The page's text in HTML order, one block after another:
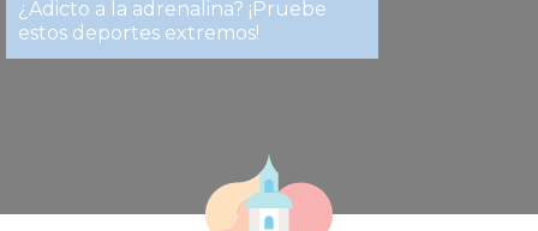
¿Adicto a la adrenalina? ¡Pruebe
estos deportes extremos!